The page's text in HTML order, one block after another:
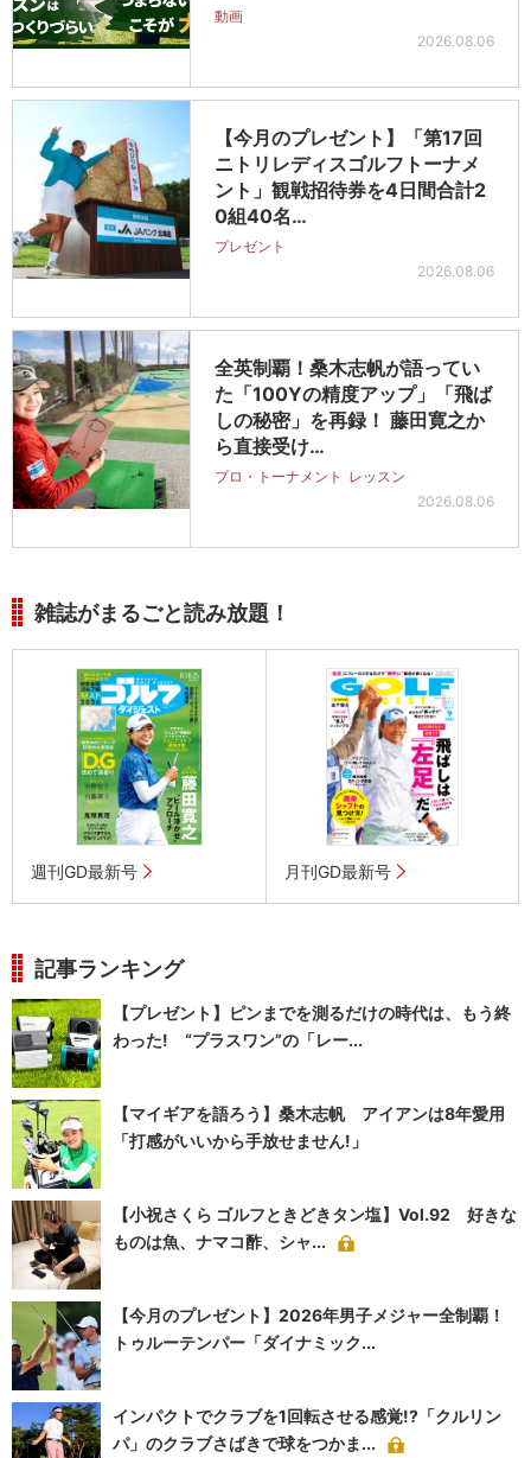
動画
2026.08.06
【今月のプレゼント】「第17回
ニトリレディスゴルフトーナメ
ント」観戦招待券を4日間合計2
0組40名…
プレゼント
2026.08.06
全英制覇！桑木志帆が語ってい
た「100Yの精度アップ」「飛ば
しの秘密」を再録！ 藤田寛之か
ら直接受け…
プロ・トーナメント レッスン
2026.08.06
雑誌がまるごと読み放題！
週刊GD最新号 月刊GD最新号
記事ランキング
【プレゼント】ピンまでを測るだけの時代は、もう終
わった! “プラスワン”の「レー...
【マイギアを語ろう】桑木志帆 アイアンは8年愛用
「打感がいいから手放せません!」
【小祝さくら ゴルフときどきタン塩】Vol.92 好きな
ものは魚、ナマコ酢、シャ...
【今月のプレゼント】2026年男子メジャー全制覇！
トゥルーテンパー「ダイナミック...
インパクトでクラブを1回転させる感覚!?「クルリン
パ」のクラブさばきで球をつかま...